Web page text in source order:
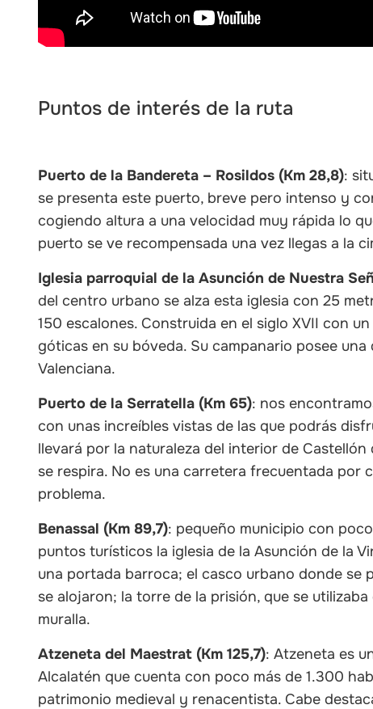
Puntos de interés de la ruta
Puerto de la Bandereta – Rosildos (Km 28,8):
se presenta este puerto, breve pero intenso y
cogiendo altura a una velocidad muy rápida lo
puerto se ve recompensada una vez llegas a la
Iglesia parroquial de la Asunción de Nuestra
del centro urbano se alza esta iglesia con 25
150 escalones. Construida en el siglo XVII con
góticas en su bóveda. Su campanario posee
Valenciana.
Puerto de la Serratella (Km 65): nos
con unas increíbles vistas de las que podrás
llevará por la naturaleza del interior de
se respira. No es una carretera frecuentada por
problema.
Benassal (Km 89,7): pequeño municipio con
puntos turísticos la iglesia de la Asunción de la
una portada barroca; el casco urbano donde se
se alojaron; la torre de la prisión, que se
muralla.
Atzeneta del Maestrat (Km 125,7): Atzeneta es
Alcalatén que cuenta con poco más de 1.300
patrimonio medieval y renacentista. Cabe